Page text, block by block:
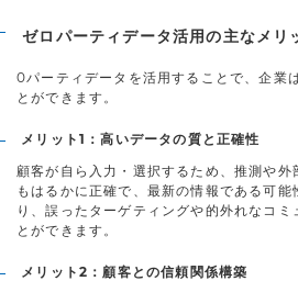
ゼロパーティデータ活用の主なメリ
0パーティデータを活用することで、企業
とができます。
メリット1：高いデータの質と正確性
顧客が自ら入力・選択するため、推測や外
もはるかに正確で、最新の情報である可能
り、誤ったターゲティングや的外れなコミ
とができます。
メリット2：顧客との信頼関係構築